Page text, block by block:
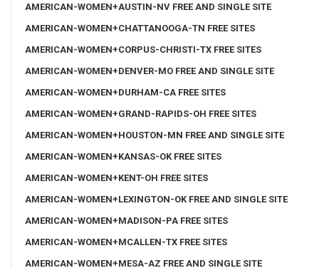
AMERICAN-WOMEN+AUSTIN-NV FREE AND SINGLE SITE
AMERICAN-WOMEN+CHATTANOOGA-TN FREE SITES
AMERICAN-WOMEN+CORPUS-CHRISTI-TX FREE SITES
AMERICAN-WOMEN+DENVER-MO FREE AND SINGLE SITE
AMERICAN-WOMEN+DURHAM-CA FREE SITES
AMERICAN-WOMEN+GRAND-RAPIDS-OH FREE SITES
AMERICAN-WOMEN+HOUSTON-MN FREE AND SINGLE SITE
AMERICAN-WOMEN+KANSAS-OK FREE SITES
AMERICAN-WOMEN+KENT-OH FREE SITES
AMERICAN-WOMEN+LEXINGTON-OK FREE AND SINGLE SITE
AMERICAN-WOMEN+MADISON-PA FREE SITES
AMERICAN-WOMEN+MCALLEN-TX FREE SITES
AMERICAN-WOMEN+MESA-AZ FREE AND SINGLE SITE